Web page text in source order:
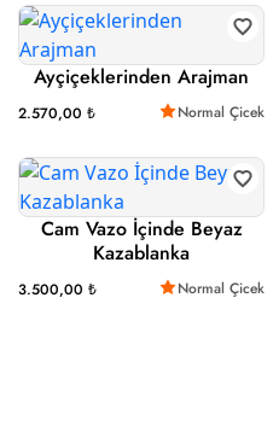
Ayçiçeklerinden Arajman
2.570,00 ₺ Normal Çicek
Cam Vazo İçinde Beyaz
Kazablanka
3.500,00 ₺ Normal Çicek